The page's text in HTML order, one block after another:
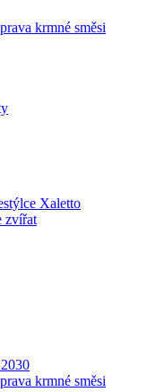
krmné směsi
Xaletto
zvířat
krmné směsi